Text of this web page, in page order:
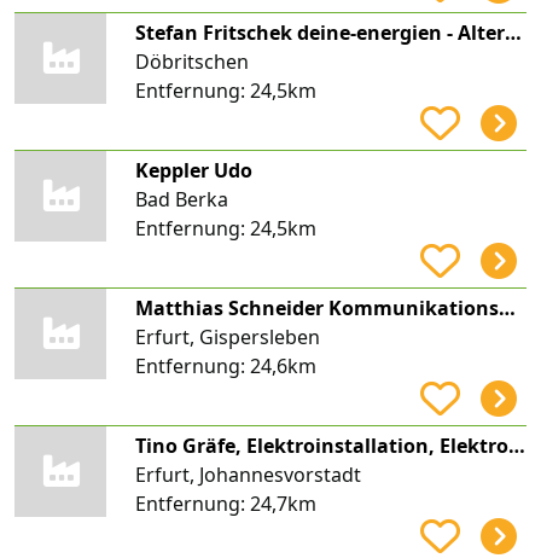
Stefan Fritschek deine-energien - Alternative Energietechnik Jena Weimar
Döbritschen
Entfernung: 24,5km
Keppler Udo
Bad Berka
Entfernung: 24,5km
Matthias Schneider Kommunikationsanlagen
Erfurt, Gispersleben
Entfernung: 24,6km
Tino Gräfe, Elektroinstallation, Elektro Gräfe Erfurt
Erfurt, Johannesvorstadt
Entfernung: 24,7km